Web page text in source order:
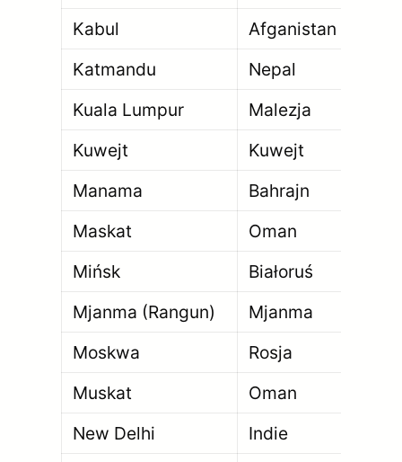
Kabul Afganistan
Katmandu
Nepal
Kuala Lumpur
Malezja
Kuwejt
Kuwejt
Manama
Bahrajn
Maskat
Oman
Mińsk
Białoruś
Mjanma (Rangun)
Mjanma
Moskwa
Rosja
Muskat
Oman
New Delhi
Indie